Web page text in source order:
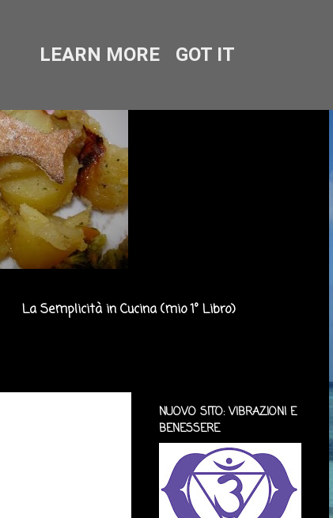
La Semplicità in Cucina (mio 1° Libro)
NUOVO SITO: VIBRAZIONI E
BENESSERE
LEARN MORE GOT IT